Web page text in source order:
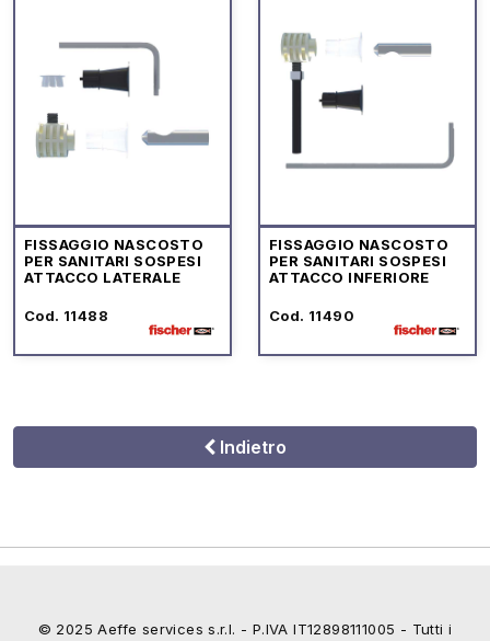
Indietro
FISSAGGIO NASCOSTO
PER SANITARI SOSPESI
ATTACCO LATERALE
Cod. 11488
FISSAGGIO NASCOSTO
PER SANITARI SOSPESI
ATTACCO INFERIORE
Cod. 11490
© 2025 Aeffe services s.r.l. - P.IVA IT12898111005 - Tutti i